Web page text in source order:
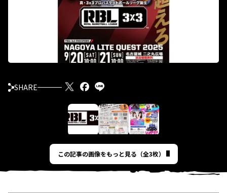
SHARE
この記事の画像をもっと見る（全3枚）